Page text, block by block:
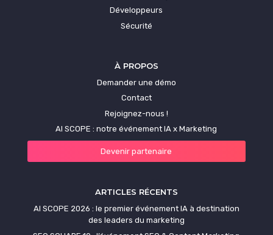
Créer un calendrier éditorial
L’IA dans le Content Marketing
Maximiser son Brand Content
Plateformes de rédaction SEO
Développeurs
Sécurité
À PROPOS
Demander une démo
Contact
Rejoignez-nous !
AI SCOPE : notre événement IA x Marketing
Devenir partenaire
ARTICLES RÉCENTS
AI SCOPE 2026 : le premier événement IA à destination
des leaders du marketing